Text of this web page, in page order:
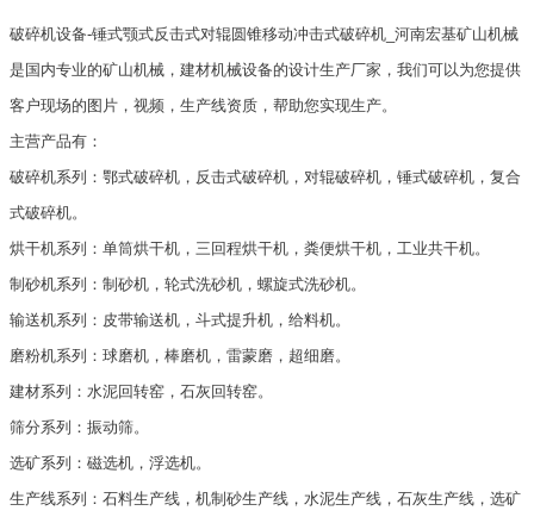
破碎机设备-锤式颚式反击式对辊圆锥移动冲击式破碎机_河南宏基矿山机械
是国内专业的矿山机械，建材机械设备的设计生产厂家，我们可以为您提供
客户现场的图片，视频，生产线资质，帮助您实现生产。
主营产品有：
破碎机系列：鄂式破碎机，反击式破碎机，对辊破碎机，锤式破碎机，复合
式破碎机。
烘干机系列：单筒烘干机，三回程烘干机，粪便烘干机，工业共干机。
制砂机系列：制砂机，轮式洗砂机，螺旋式洗砂机。
输送机系列：皮带输送机，斗式提升机，给料机。
磨粉机系列：球磨机，棒磨机，雷蒙磨，超细磨。
建材系列：水泥回转窑，石灰回转窑。
筛分系列：振动筛。
选矿系列：磁选机，浮选机。
生产线系列：石料生产线，机制砂生产线，水泥生产线，石灰生产线，选矿